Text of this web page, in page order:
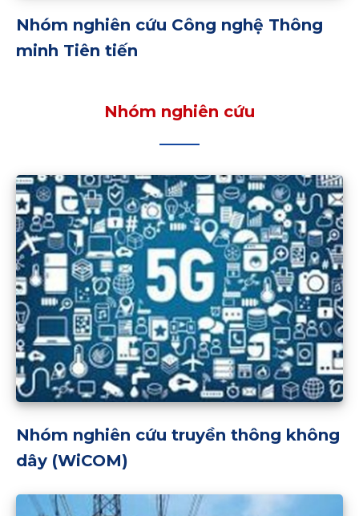
Nhóm nghiên cứu Công nghệ Thông
minh Tiên tiến
Nhóm nghiên cứu
Nhóm nghiên cứu truyền thông không
dây (WiCOM)